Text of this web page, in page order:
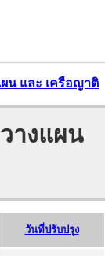
ผน และ เครือญาติ
างแผน
วันที่ปรับปรุง